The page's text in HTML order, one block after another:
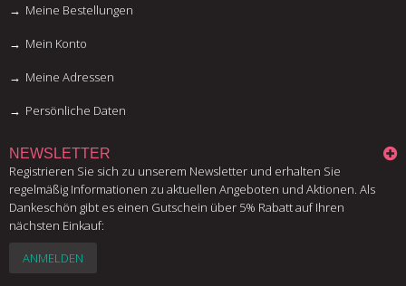
Meine Bestellungen
Mein Konto
Meine Adressen
Persönliche Daten
NEWSLETTER
Registrieren Sie sich zu unserem Newsletter und erhalten Sie
regelmäßig Informationen zu aktuellen Angeboten und Aktionen. Als
Dankeschön gibt es einen Gutschein über 5% Rabatt auf Ihren
nächsten Einkauf:
ANMELDEN